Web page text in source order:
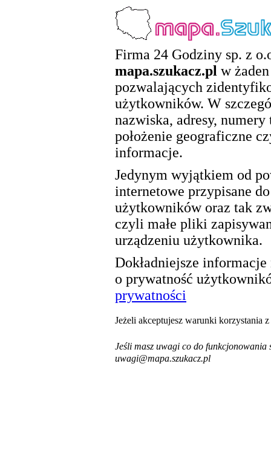
Firma 24 Godziny sp. z
mapa.szukacz.pl w
pozwalających
użytkowników. W
nazwiska, adresy,
położenie geograficzne
informacje.
Jedynym wyjątkiem od
internetowe przypisane
użytkowników oraz tak
czyli małe pliki
urządzeniu użytkownika.
Dokładniejsze
o prywatność
prywatności
Jeżeli akceptujesz warunki korzystania
Jeśli masz uwagi co do funkcjonowania
uwagi@mapa.szukacz.pl